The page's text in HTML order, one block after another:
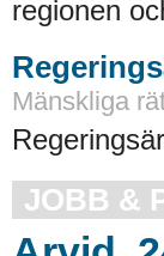
regionen
Mänskliga
JOBB &